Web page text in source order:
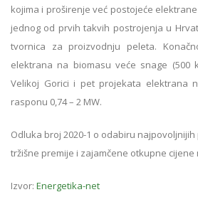
kojima i proširenje već postojeće
jednog od prvih takvih postrojenja u
tvornica za proizvodnju peleta.
elektrana na biomasu veće snage (500
Velikoj Gorici i pet projekata elektrana
rasponu 0,74 – 2 MW.
Odluka broj 2020-1 o odabiru
tržišne premije i zajamčene otkupne cijene
Izvor: Energetika-net